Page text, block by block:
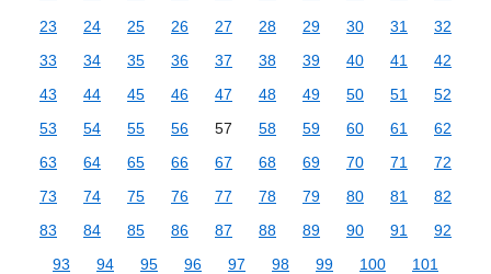
23
24 25 26 27 28 29 30 31
32
33
34 35 36 37 38 39 40 41
42
43
44 45 46 47 48 49 50 51
52
53
54 55 56 57 58 59 60 61
62
63
64 65 66 67 68 69 70 71
72
73
74 75 76 77 78 79 80 81
82
83
84 85 86 87 88 89 90 91
92
93
94 95 96 97 98 99 100
101